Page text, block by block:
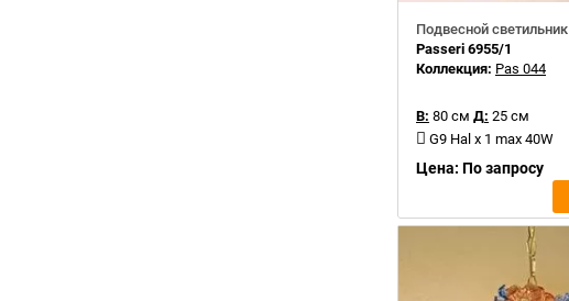
Подвесной светильник
Passeri 6955/1
Коллекция: Pas 044
В: 80 см Д: 25 см
G9 Hal x 1 max 40W
Цена: По запросу